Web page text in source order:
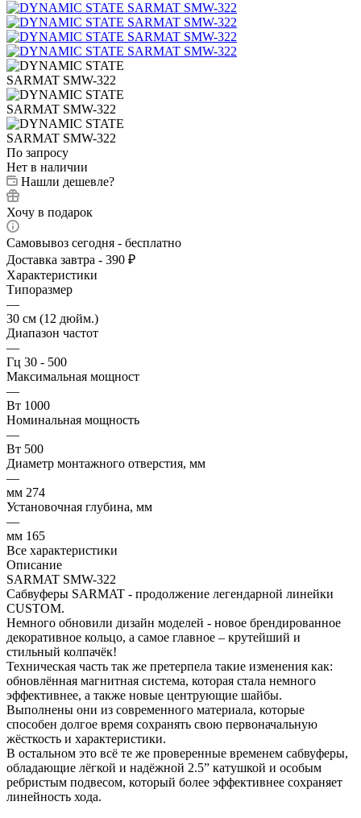
По запросу
Нет в наличии
Нашли дешевле?
Хочу в подарок
Самовывоз сегодня - бесплатно
Доставка завтра - 390 ₽
Характеристики
Типоразмер
—
30 см (12 дюйм.)
Диапазон частот
—
Гц 30 - 500
Максимальная мощност
—
Вт 1000
Номинальная мощность
—
Вт 500
Диаметр монтажного отверстия, мм
—
мм 274
Установочная глубина, мм
—
мм 165
Все характеристики
Описание
SARMAT SMW-322
Сабвуферы SARMAT - продолжение легендарной линейки
CUSTOM.
Немного обновили дизайн моделей - новое брендированное
декоративное кольцо, а самое главное – крутейший и
стильный колпачёк!
Техническая часть так же претерпела такие изменения как:
обновлённая магнитная система, которая стала немного
эффективнее, а также новые центрующие шайбы.
Выполнены они из современного материала, которые
способен долгое время сохранять свою первоначальную
жёсткость и характеристики.
В остальном это всё те же проверенные временем сабвуферы,
обладающие лёгкой и надёжной 2.5” катушкой и особым
ребристым подвесом, который более эффективнее сохраняет
линейность хода.